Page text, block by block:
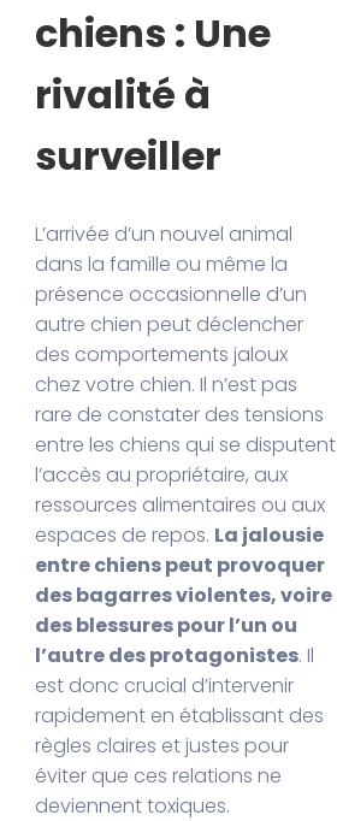
chiens : Une
rivalité à
surveiller
L’arrivée d’un nouvel animal
dans la famille ou même la
présence occasionnelle d’un
autre chien peut déclencher
des comportements jaloux
chez votre chien. Il n’est pas
rare de constater des tensions
entre les chiens qui se disputent
l’accès au propriétaire, aux
ressources alimentaires ou aux
espaces de repos. La jalousie
entre chiens peut provoquer
des bagarres violentes, voire
des blessures pour l’un ou
l’autre des protagonistes. Il
est donc crucial d’intervenir
rapidement en établissant des
règles claires et justes pour
éviter que ces relations ne
deviennent toxiques.